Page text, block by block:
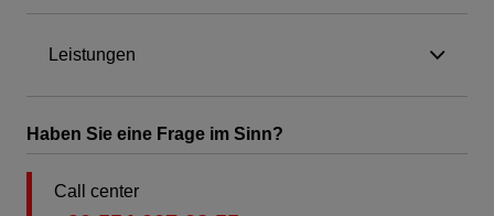
Leistungen
Haben Sie eine Frage im Sinn?
Call center